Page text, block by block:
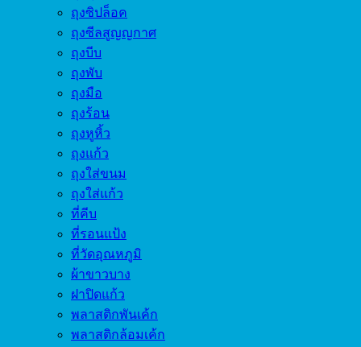
ถุงซิปล็อค
ถุงซีลสูญญกาศ
ถุงบีบ
ถุงพับ
ถุงมือ
ถุงร้อน
ถุงหูหิ้ว
ถุงแก้ว
ถุงใส่ขนม
ถุงใส่แก้ว
ที่คีบ
ที่รอนแป้ง
ที่วัดอุณหภูมิ
ผ้าขาวบาง
ฝาปิดแก้ว
พลาสติกพันเค้ก
พลาสติกล้อมเค้ก